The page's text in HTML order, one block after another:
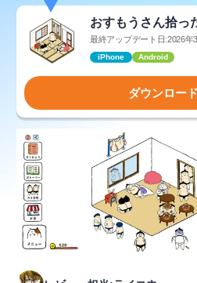
おすもうさん拾っ
最終アップデート日:2026年
iPhone Android
ダウンロー